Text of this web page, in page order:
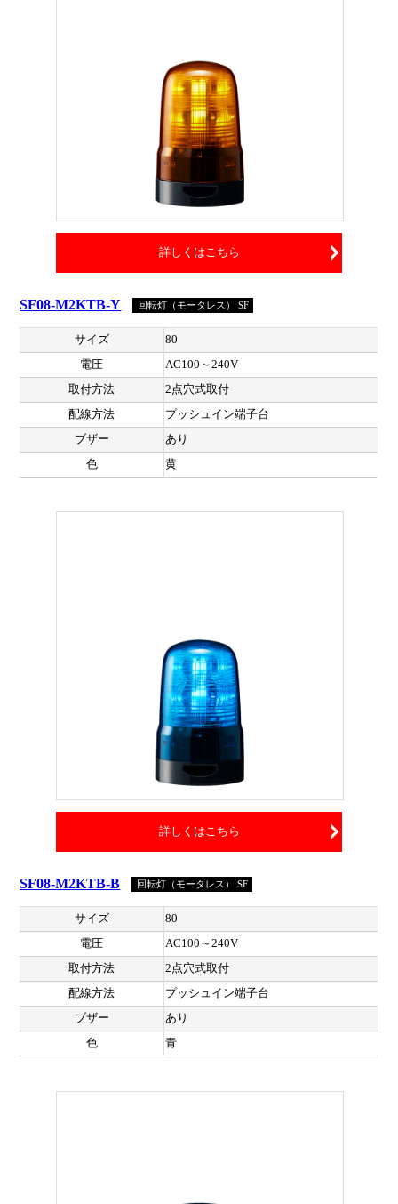
詳しくはこちら
SF08-M2KTB-Y 回転灯（モータレス） SF
サイズ
80
電圧
AC100～240V
取付方法
2点穴式取付
配線方法
プッシュイン端子台
ブザー
あり
色
黄
詳しくはこちら
SF08-M2KTB-B 回転灯（モータレス） SF
サイズ
80
電圧
AC100～240V
取付方法
2点穴式取付
配線方法
プッシュイン端子台
ブザー
あり
色
青